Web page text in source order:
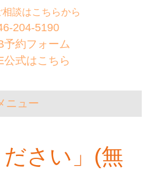
相談はこちらから
204-5190
予約フォーム
公式はこちら
ニュー
ださい」(無